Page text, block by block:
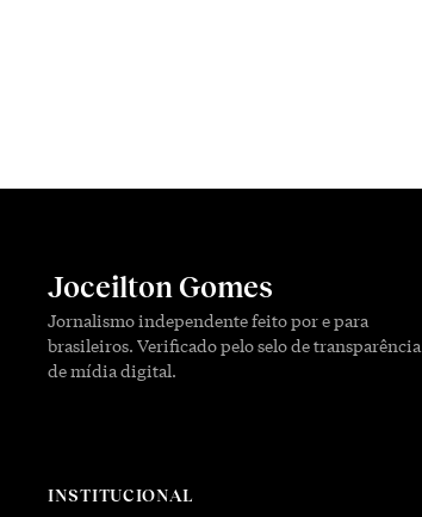
Joceilton Gomes
Jornalismo independente feito por e para
brasileiros. Verificado pelo selo de transparência
de mídia digital.
INSTITUCIONAL